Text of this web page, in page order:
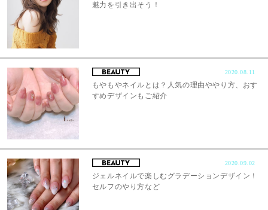
魅力を引き出そう！
2020.08.11
もやもやネイルとは？人気の理由ややり方、おす
すめデザインもご紹介
2020.09.02
ジェルネイルで楽しむグラデーションデザイン！
セルフのやり方など